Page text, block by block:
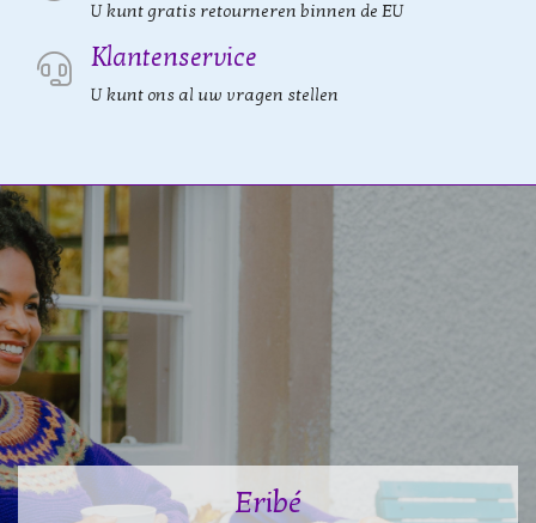
U kunt gratis retourneren binnen de EU
Klantenservice
U kunt ons al uw vragen stellen
Eribé